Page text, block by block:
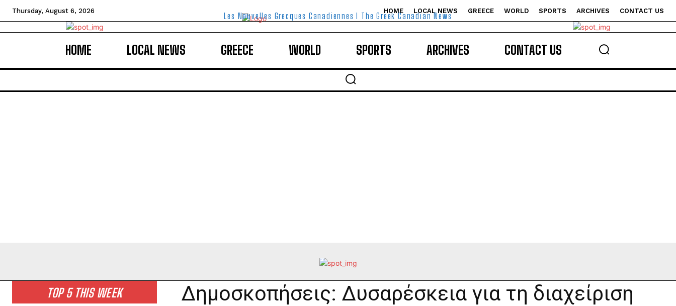
Thursday, August 6, 2026 HOME LOCAL NEWS GREECE WORLD SPORTS ARCHIVES CONTACT US
Les Nouvelles Grecques Canadiennes I The Greek Canadian News
HOME LOCAL NEWS GREECE WORLD SPORTS ARCHIVES CONTACT US
TOP 5 THIS WEEK
Δημοσκοπήσεις: Δυσαρέσκεια για τη διαχείριση